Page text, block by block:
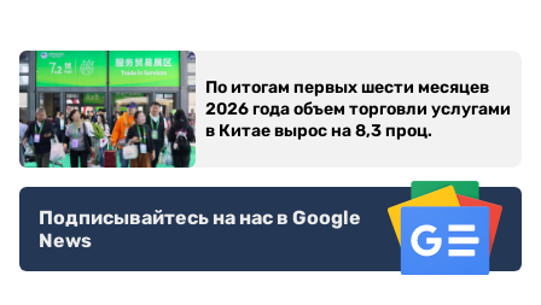
По итогам первых шести месяцев
2026 года объем торговли услугами
в Китае вырос на 8,3 проц.
Подписывайтесь на нас в Google
News